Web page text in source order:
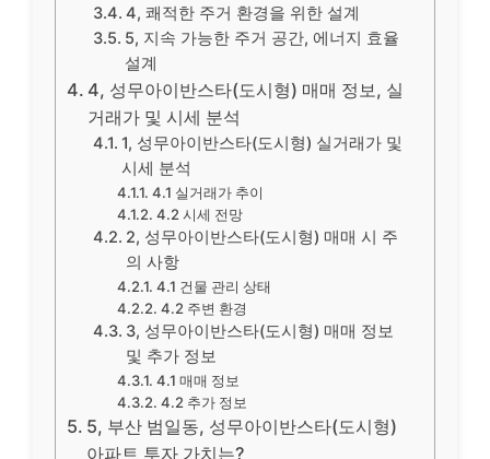
4, 쾌적한 주거 환경을 위한 설계
5, 지속 가능한 주거 공간, 에너지 효율
설계
4, 성무아이반스타(도시형) 매매 정보, 실
거래가 및 시세 분석
1, 성무아이반스타(도시형) 실거래가 및
시세 분석
4.1 실거래가 추이
4.2 시세 전망
2, 성무아이반스타(도시형) 매매 시 주
의 사항
4.1 건물 관리 상태
4.2 주변 환경
3, 성무아이반스타(도시형) 매매 정보
및 추가 정보
4.1 매매 정보
4.2 추가 정보
5, 부산 범일동, 성무아이반스타(도시형)
아파트 투자 가치는?